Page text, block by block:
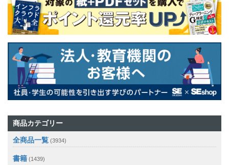
商品カテゴリー
全商品一覧 (3934)
書籍 (1439)